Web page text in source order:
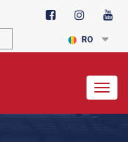
RO